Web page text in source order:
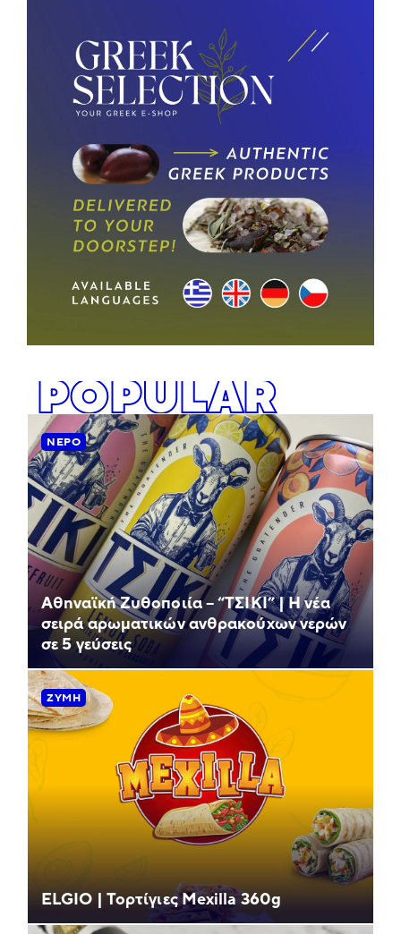
POPULAR
ΝΕΡΌ
Αθηναϊκή Ζυθοποιία – “ΤΣΙΚΙ” | Η νέα
σειρά αρωματικών ανθρακούχων νερών
σε 5 γεύσεις
ΖΎΜΗ
ELGIO | Τορτίγιες Mexilla 360g